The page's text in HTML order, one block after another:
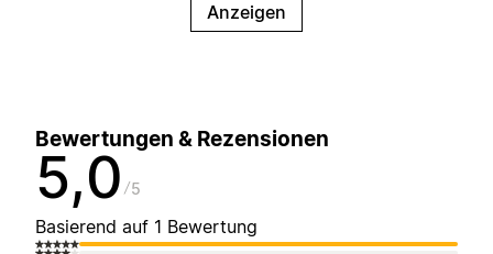
Anzeigen
Bewertungen & Rezensionen
5,0 5
Basierend auf 1 Bewertung